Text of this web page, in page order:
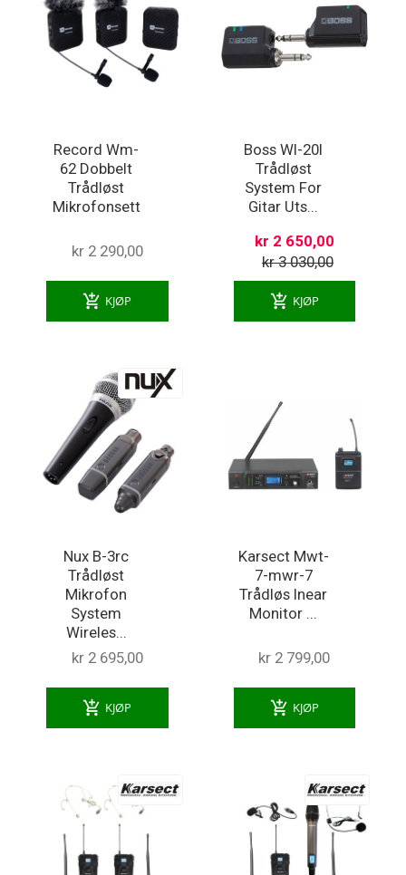
Record Wm-
62 Dobbelt
Trådløst
Mikrofonsett
kr 2 290,00
add_shopping_cart KJØP
Boss Wl-20l
Trådløst
System For
Gitar Uts...
kr 2 650,00
kr 3 030,00
add_shopping_cart KJØP
Nux B-3rc
Trådløst
Mikrofon
System
Wireles...
kr 2 695,00
add_shopping_cart KJØP
Karsect Mwt-
7-mwr-7
Trådløs Inear
Monitor ...
kr 2 799,00
add_shopping_cart KJØP